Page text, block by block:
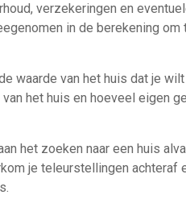
verzekeringen en
in de berekening
waarde van het huis dat je
het huis en hoeveel eigen
het zoeken naar een huis
je teleurstellingen achteraf